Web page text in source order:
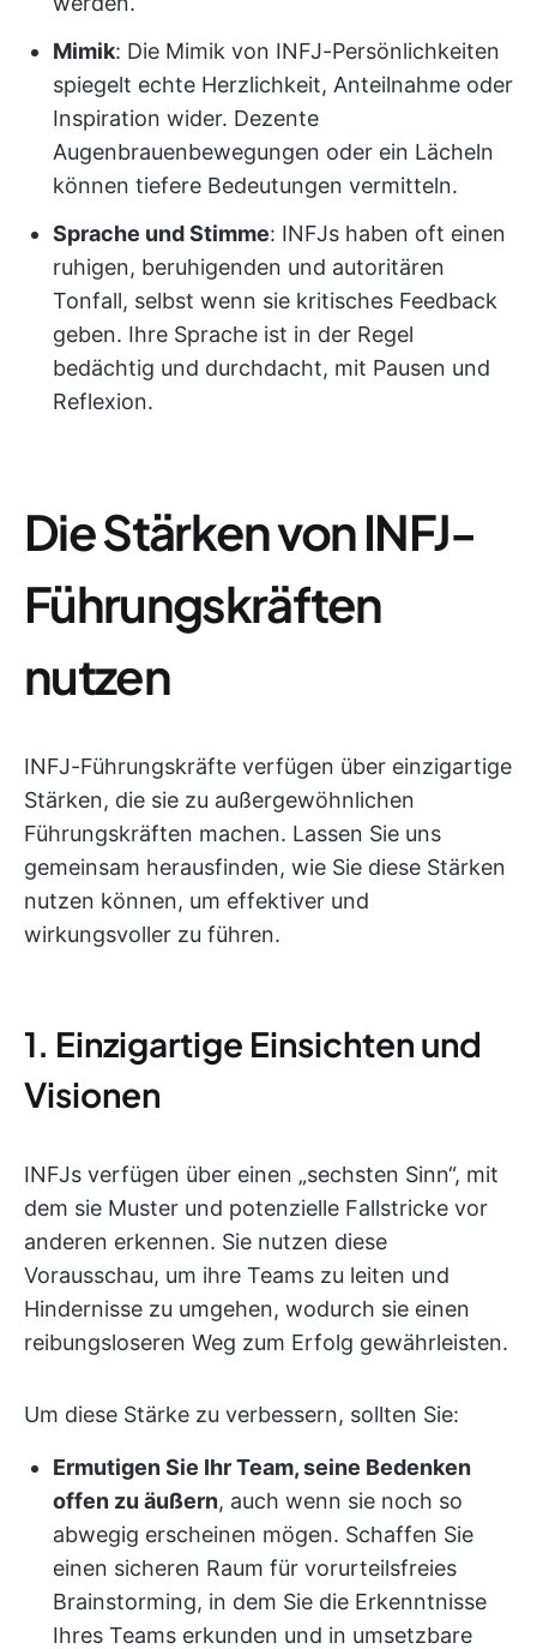
Mimik: Die Mimik von INFJ-Persönlichkeiten
spiegelt echte Herzlichkeit, Anteilnahme oder
Inspiration wider. Dezente
Augenbrauenbewegungen oder ein Lächeln
können tiefere Bedeutungen vermitteln.
Sprache und Stimme: INFJs haben oft einen
ruhigen, beruhigenden und autoritären
Tonfall, selbst wenn sie kritisches Feedback
geben. Ihre Sprache ist in der Regel
bedächtig und durchdacht, mit Pausen und
Reflexion.
Die Stärken von INFJ-
Führungskräften
nutzen
INFJ-Führungskräfte verfügen über einzigartige
Stärken, die sie zu außergewöhnlichen
Führungskräften machen. Lassen Sie uns
gemeinsam herausfinden, wie Sie diese Stärken
nutzen können, um effektiver und
wirkungsvoller zu führen.
1. Einzigartige Einsichten und
Visionen
INFJs verfügen über einen „sechsten Sinn“, mit
dem sie Muster und potenzielle Fallstricke vor
anderen erkennen. Sie nutzen diese
Vorausschau, um ihre Teams zu leiten und
Hindernisse zu umgehen, wodurch sie einen
reibungsloseren Weg zum Erfolg gewährleisten.
Um diese Stärke zu verbessern, sollten Sie:
Ermutigen Sie Ihr Team, seine Bedenken
offen zu äußern, auch wenn sie noch so
abwegig erscheinen mögen. Schaffen Sie
einen sicheren Raum für vorurteilsfreies
Brainstorming, in dem Sie die Erkenntnisse
Ihres Teams erkunden und in umsetzbare